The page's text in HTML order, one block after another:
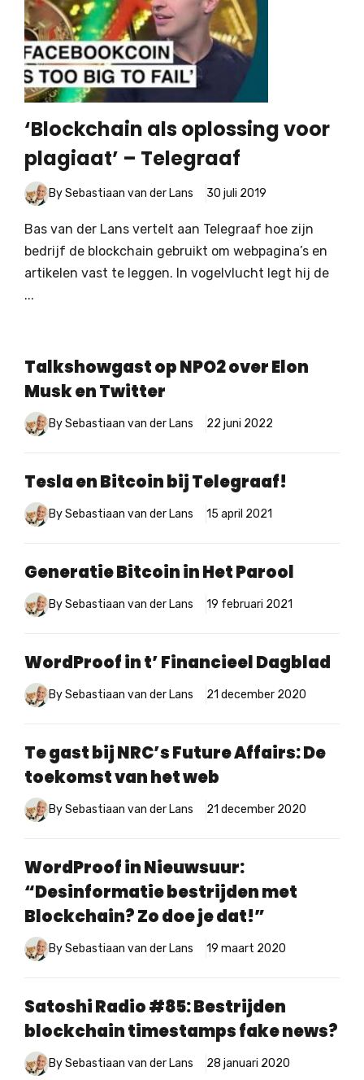
‘Blockchain als oplossing voor
plagiaat’ – Telegraaf
By Sebastiaan van der Lans 30 juli 2019
Bas van der Lans vertelt aan Telegraaf hoe zijn
bedrijf de blockchain gebruikt om webpagina’s en
artikelen vast te leggen. In vogelvlucht legt hij de
...
Talkshowgast op NPO2 over Elon
Musk en Twitter
By Sebastiaan van der Lans 22 juni 2022
Tesla en Bitcoin bij Telegraaf!
By Sebastiaan van der Lans 15 april 2021
Generatie Bitcoin in Het Parool
By Sebastiaan van der Lans 19 februari 2021
WordProof in t’ Financieel Dagblad
By Sebastiaan van der Lans 21 december 2020
Te gast bij NRC’s Future Affairs: De
toekomst van het web
By Sebastiaan van der Lans 21 december 2020
WordProof in Nieuwsuur:
“Desinformatie bestrijden met
Blockchain? Zo doe je dat!”
By Sebastiaan van der Lans 19 maart 2020
Satoshi Radio #85: Bestrijden
blockchain timestamps fake news?
By Sebastiaan van der Lans 28 januari 2020